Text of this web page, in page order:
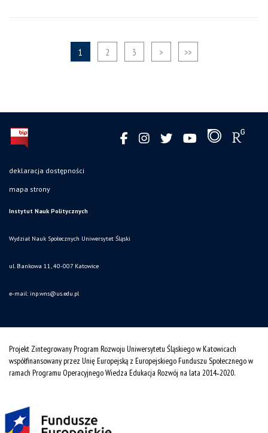
1 2 3 > >>
deklaracja dostępności
mapa strony
Instytut Nauk Politycznych
Wydział Nauk Społecznych Uniwersytet Śląski
ul. Bankowa 11, 40-007 Katowice
e-mail: inp.wns@us.edu.pl
Projekt Zintegrowany Program Rozwoju Uniwersytetu Śląskiego w Katowicach
współfinansowany przez Unię Europejską z Europejskiego Funduszu Społecznego w
ramach Programu Operacyjnego Wiedza Edukacja Rozwój na lata 2014˗2020.